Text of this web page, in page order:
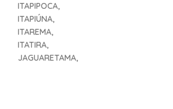
ITAPIPOCA,
ITAPIÚNA,
ITAREMA,
ITATIRA,
JAGUARETAMA,